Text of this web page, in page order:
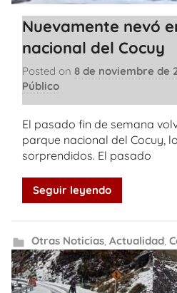
Nuevamente nevó
nacional del Cocuy
Posted on 8 de noviembre de
Público
El pasado fin de semana
parque nacional del Cocuy,
sorprendidos. El pasado
Seguir leyendo
Otras Noticias, Actualidad,